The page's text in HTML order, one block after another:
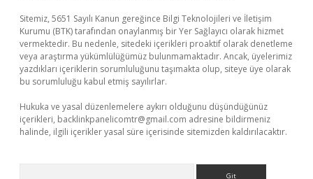
Sitemiz, 5651 Sayılı Kanun gereğince Bilgi Teknolojileri ve İletişim
Kurumu (BTK) tarafından onaylanmış bir Yer Sağlayıcı olarak hizmet
vermektedir. Bu nedenle, sitedeki içerikleri proaktif olarak denetleme
veya araştırma yükümlülüğümüz bulunmamaktadır. Ancak, üyelerimiz
yazdıkları içeriklerin sorumluluğunu taşımakta olup, siteye üye olarak
bu sorumluluğu kabul etmiş sayılırlar.
Hukuka ve yasal düzenlemelere aykırı olduğunu düşündüğünüz
içerikleri, backlinkpanelicomtr@gmail.com adresine bildirmeniz
halinde, ilgili içerikler yasal süre içerisinde sitemizden kaldırılacaktır.